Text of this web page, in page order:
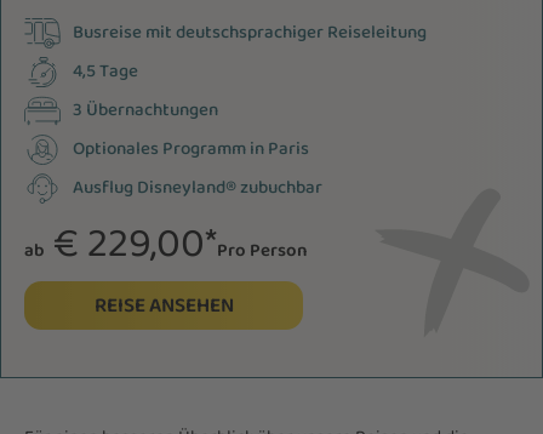
Busreise mit deutschsprachiger Reiseleitung
4,5 Tage
3 Übernachtungen
Optionales Programm in Paris
Ausflug Disneyland® zubuchbar
ab € 229,00*Pro Person
REISE ANSEHEN